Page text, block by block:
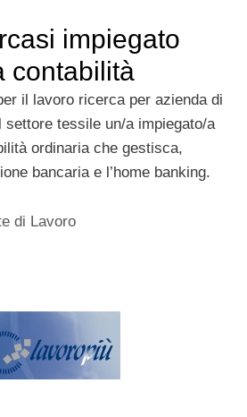
impiegato
contabilità
il lavoro ricerca per azienda di
settore tessile un/a impiegato/a
ordinaria che gestisca,
bancaria e l’home banking.
di Lavoro